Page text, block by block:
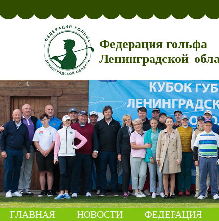
Федерация гольфа
Ленинградской
ГЛАВНАЯ НОВОСТИ ФЕДЕРАЦИЯ